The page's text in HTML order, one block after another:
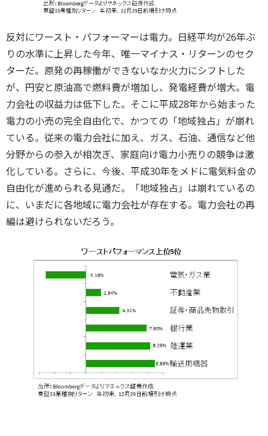
反対にワースト・パフォーマーは電力。日経平均が26年ぶ
りの水準に上昇した今年、唯一マイナス・リターンのセク
ターだ。原発の再稼働ができないなか火力にシフトした
が、円安と原油高で燃料費が増加し、発電経費が増大。電
力会社の収益力は低下した。そこに平成28年から始まった
電力の小売の完全自由化で、かつての「地域独占」が崩れ
ている。従来の電力会社に加え、ガス、石油、通信など他
分野からの参入が相次ぎ、家庭向け電力小売りの競争は激
化している。さらに、今後、平成30年をメドに電気料金の
自由化が進められる見通だ。「地域独占」は崩れているの
に、いまだに各地域に電力会社が存在する。電力会社の再
編は避けられないだろう。